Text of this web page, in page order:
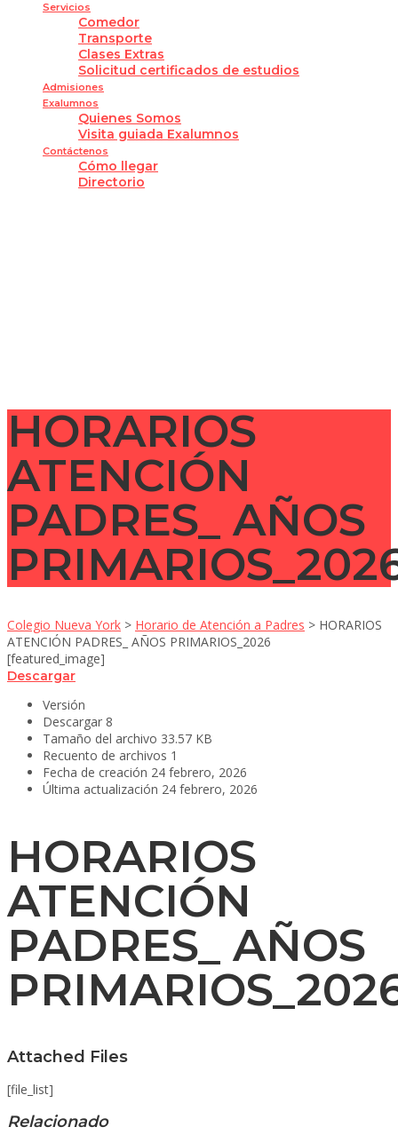
Servicios
Comedor
Transporte
Clases Extras
Solicitud certificados de estudios
Admisiones
Exalumnos
Quienes Somos
Visita guiada Exalumnos
Contáctenos
Cómo llegar
Directorio
HORARIOS
ATENCIÓN
PADRES_ AÑOS
Colegio Nueva York > Horario de Atención a Padres > HORARIOS
ATENCIÓN PADRES_ AÑOS PRIMARIOS_2026
[featured_image]
Descargar
Versión
Descargar 8
Tamaño del archivo 33.57 KB
Recuento de archivos 1
Fecha de creación 24 febrero, 2026
Última actualización 24 febrero, 2026
HORARIOS
ATENCIÓN
PADRES_ AÑOS
Attached Files
[file_list]
Relacionado